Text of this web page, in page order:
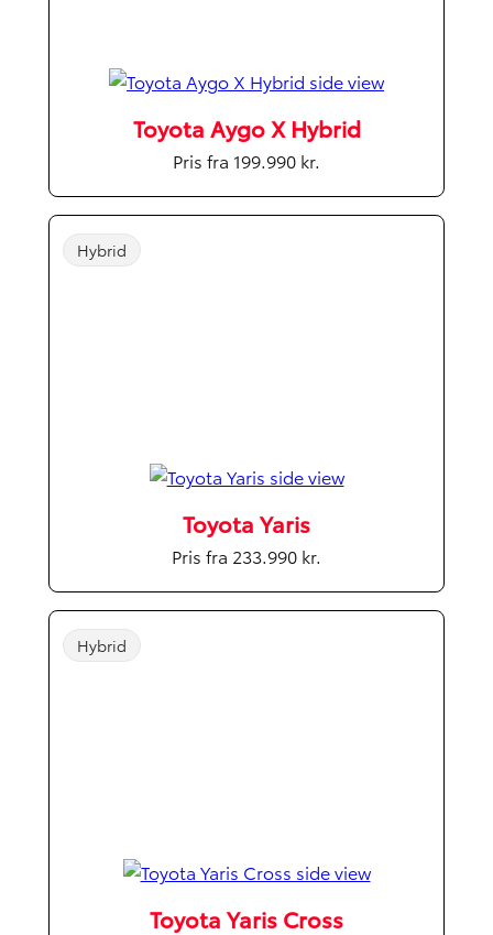
Toyota Aygo X Hybrid
Pris fra 199.990 kr.
Hybrid
Toyota Yaris
Pris fra 233.990 kr.
Hybrid
Toyota Yaris Cross